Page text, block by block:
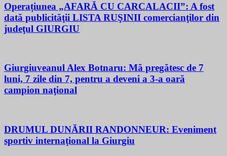
Operațiunea „AFARĂ CU CARCALACII”: A fost
dată publicităţii LISTA RUŞINII comercianţilor din
judeţul GIURGIU
Giurgiuveanul Alex Botnaru: Mă pregătesc de 7
luni, 7 zile din 7, pentru a deveni a 3-a oară
campion naţional
DRUMUL DUNĂRII RANDONNEUR: Eveniment
sportiv internaţional la Giurgiu